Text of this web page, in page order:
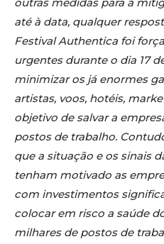
até à data, qualquer
Festival Authentica foi
urgentes durante o dia 17
minimizar os já enormes
artistas, voos, hotéis,
objetivo de salvar a
postos de trabalho.
que a situação e os sinais
tenham motivado as
com investimentos
colocar em risco a saúde
milhares de postos de